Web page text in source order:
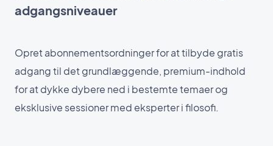
adgangsniveauer
Opret abonnementsordninger for at tilbyde gratis
adgang til det grundlæggende, premium-indhold
for at dykke dybere ned i bestemte temaer og
eksklusive sessioner med eksperter i filosofi.